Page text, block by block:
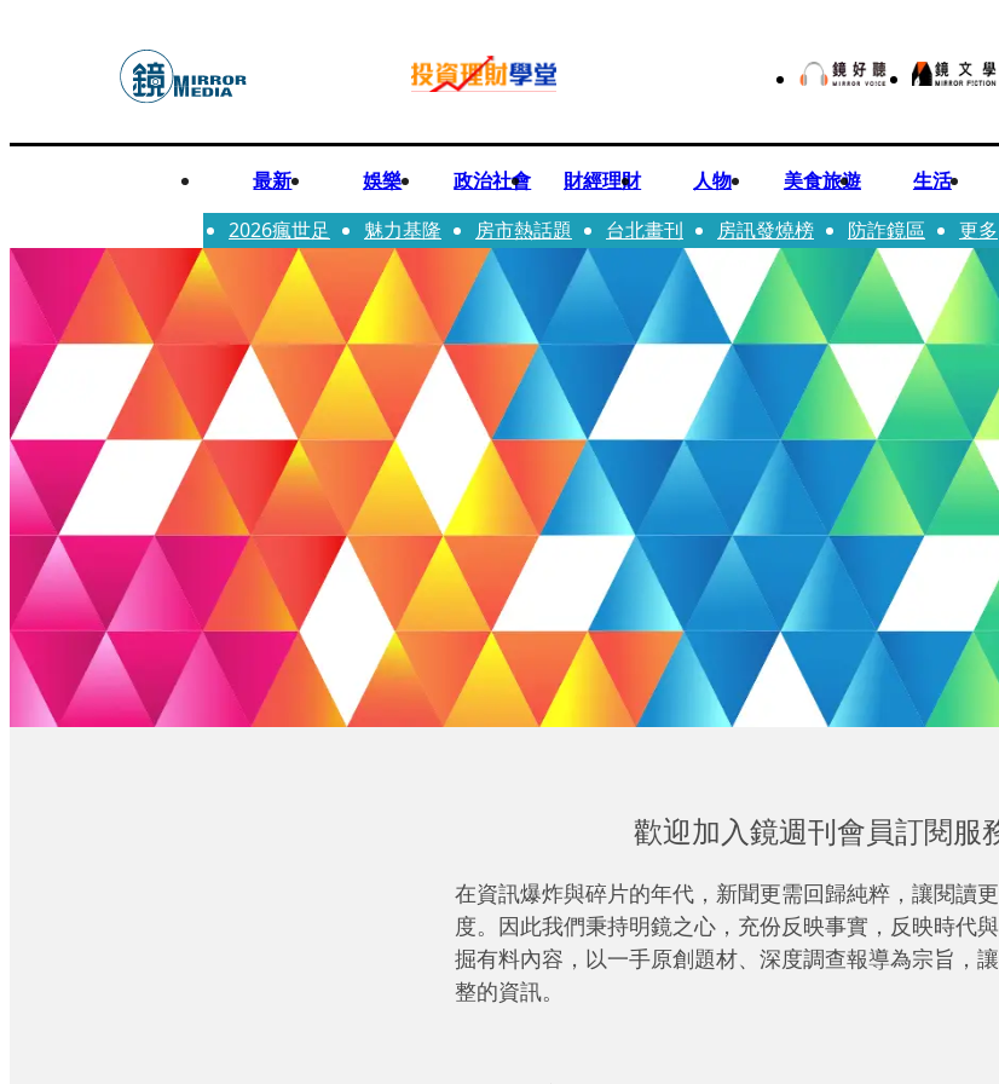
最新 娛樂 政治社會 財經理財 人物 美食旅遊 生活
2026瘋世足
魅力基隆 房市熱話題 台北畫刊 房訊發燒榜 防詐鏡區 更多
歡迎加入鏡週刊會員訂閱服
在資訊爆炸與碎片的年代，新聞更需回歸純粹，讓閱讀
度。因此我們秉持明鏡之心，充份反映事實，反映時代
掘有料內容，以一手原創題材、深度調查報導為宗旨，
整的資訊。